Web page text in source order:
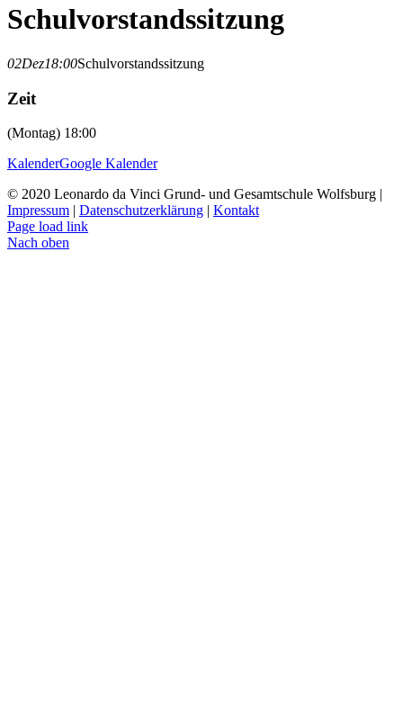
Schulvorstandssitzung
02Dez18:00Schulvorstandssitzung
Zeit
(Montag) 18:00
KalenderGoogle Kalender
© 2020 Leonardo da Vinci Grund- und Gesamtschule Wolfsburg |
Impressum | Datenschutzerklärung | Kontakt
Page load link
Nach oben